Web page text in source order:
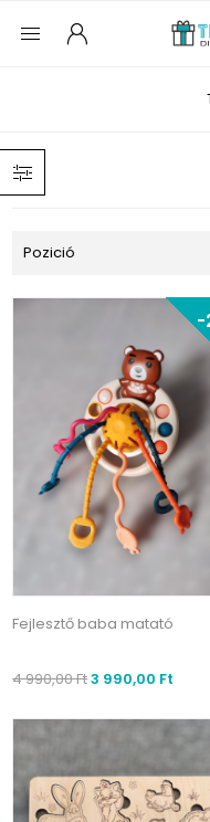
-
Fejlesztő baba matató
4 990,00 Ft3 990,00 Ft